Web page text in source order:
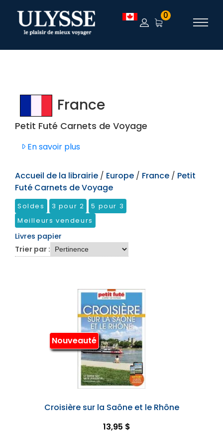
TEST 0
France
Petit Futé Carnets de Voyage
En savoir plus
Accueil de la librairie / Europe / France / Petit
Futé Carnets de Voyage
Soldes 3 pour 2
5 pour 3
Meilleurs vendeurs
Livres papier
Trier par :
Nouveauté
Croisière sur la Saône et le Rhône
13,95 $